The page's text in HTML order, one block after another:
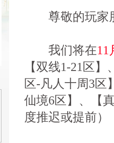
尊敬的玩家
我们将在11
【双线1-21区
区-凡人十周3区
仙境6区】、【
度推迟或提前）